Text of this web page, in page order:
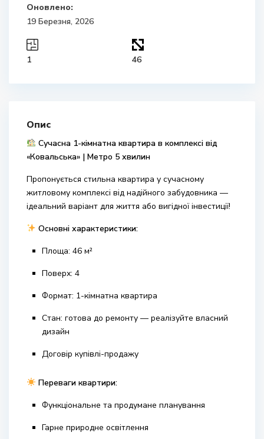
Оновлено:
19 Березня, 2026
1 46
Опис
Сучасна 1-кімнатна квартира в комплексі від
«Ковальська» | Метро 5 хвилин
Пропонується стильна квартира у сучасному
житловому комплексі від надійного забудовника —
ідеальний варіант для життя або вигідної інвестиції!
Основні характеристики:
Площа: 46 м²
Поверх: 4
Формат: 1-кімнатна квартира
Стан: готова до ремонту — реалізуйте власний
дизайн
Договір купівлі-продажу
Переваги квартири:
Функціональне та продумане планування
Гарне природне освітлення